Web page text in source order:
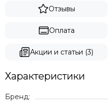
Отзывы
Оплата
Акции и статьи (3)
Характеристики
Бренд: